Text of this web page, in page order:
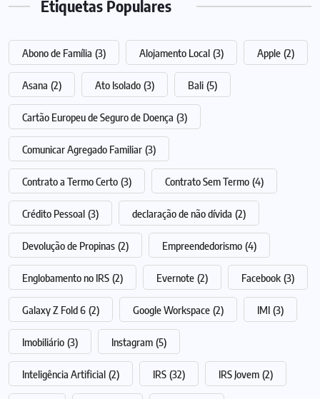
Etiquetas Populares
Abono de Família (3) Alojamento Local (3) Apple (2)
Asana (2) Ato Isolado (3) Bali (5)
Cartão Europeu de Seguro de Doença (3)
Comunicar Agregado Familiar (3)
Contrato a Termo Certo (3) Contrato Sem Termo (4)
Crédito Pessoal (3) declaração de não dívida (2)
Devolução de Propinas (2) Empreendedorismo (4)
Englobamento no IRS (2) Evernote (2) Facebook (3)
Galaxy Z Fold 6 (2) Google Workspace (2) IMI (3)
Imobiliário (3) Instagram (5)
Inteligência Artificial (2) IRS (32) IRS Jovem (2)